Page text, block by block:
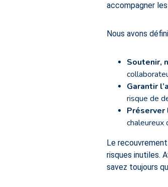
accompagner
Nous avons
Soutenir,
Garantir
risque de
chaleureux
Le
risques inutiles.
savez toujours